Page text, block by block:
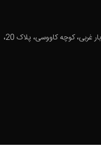
تهران، میرداماد، میدان محسنی، خیابان رودبار غربی، کوچه کاووسی، پلاک 20،